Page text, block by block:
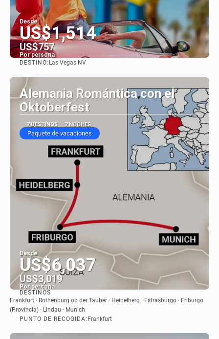
Desde
US$1,514
US$757
Por persona
DESTINO: Las Vegas NV
Alemania Romántica con el
Oktoberfest
7 DESTINOS 7 NOCHES
Paquete de vacaciones
Desde
US$6,037
US$3,019
Por persona
Ver
DESTINOS
Frankfurt · Rothenburg ob der Tauber · Heidelberg · Estrasburgo · Friburgo
(Provincia) · Lindau · Munich
PUNTO DE RECOGIDA: Frankfurt